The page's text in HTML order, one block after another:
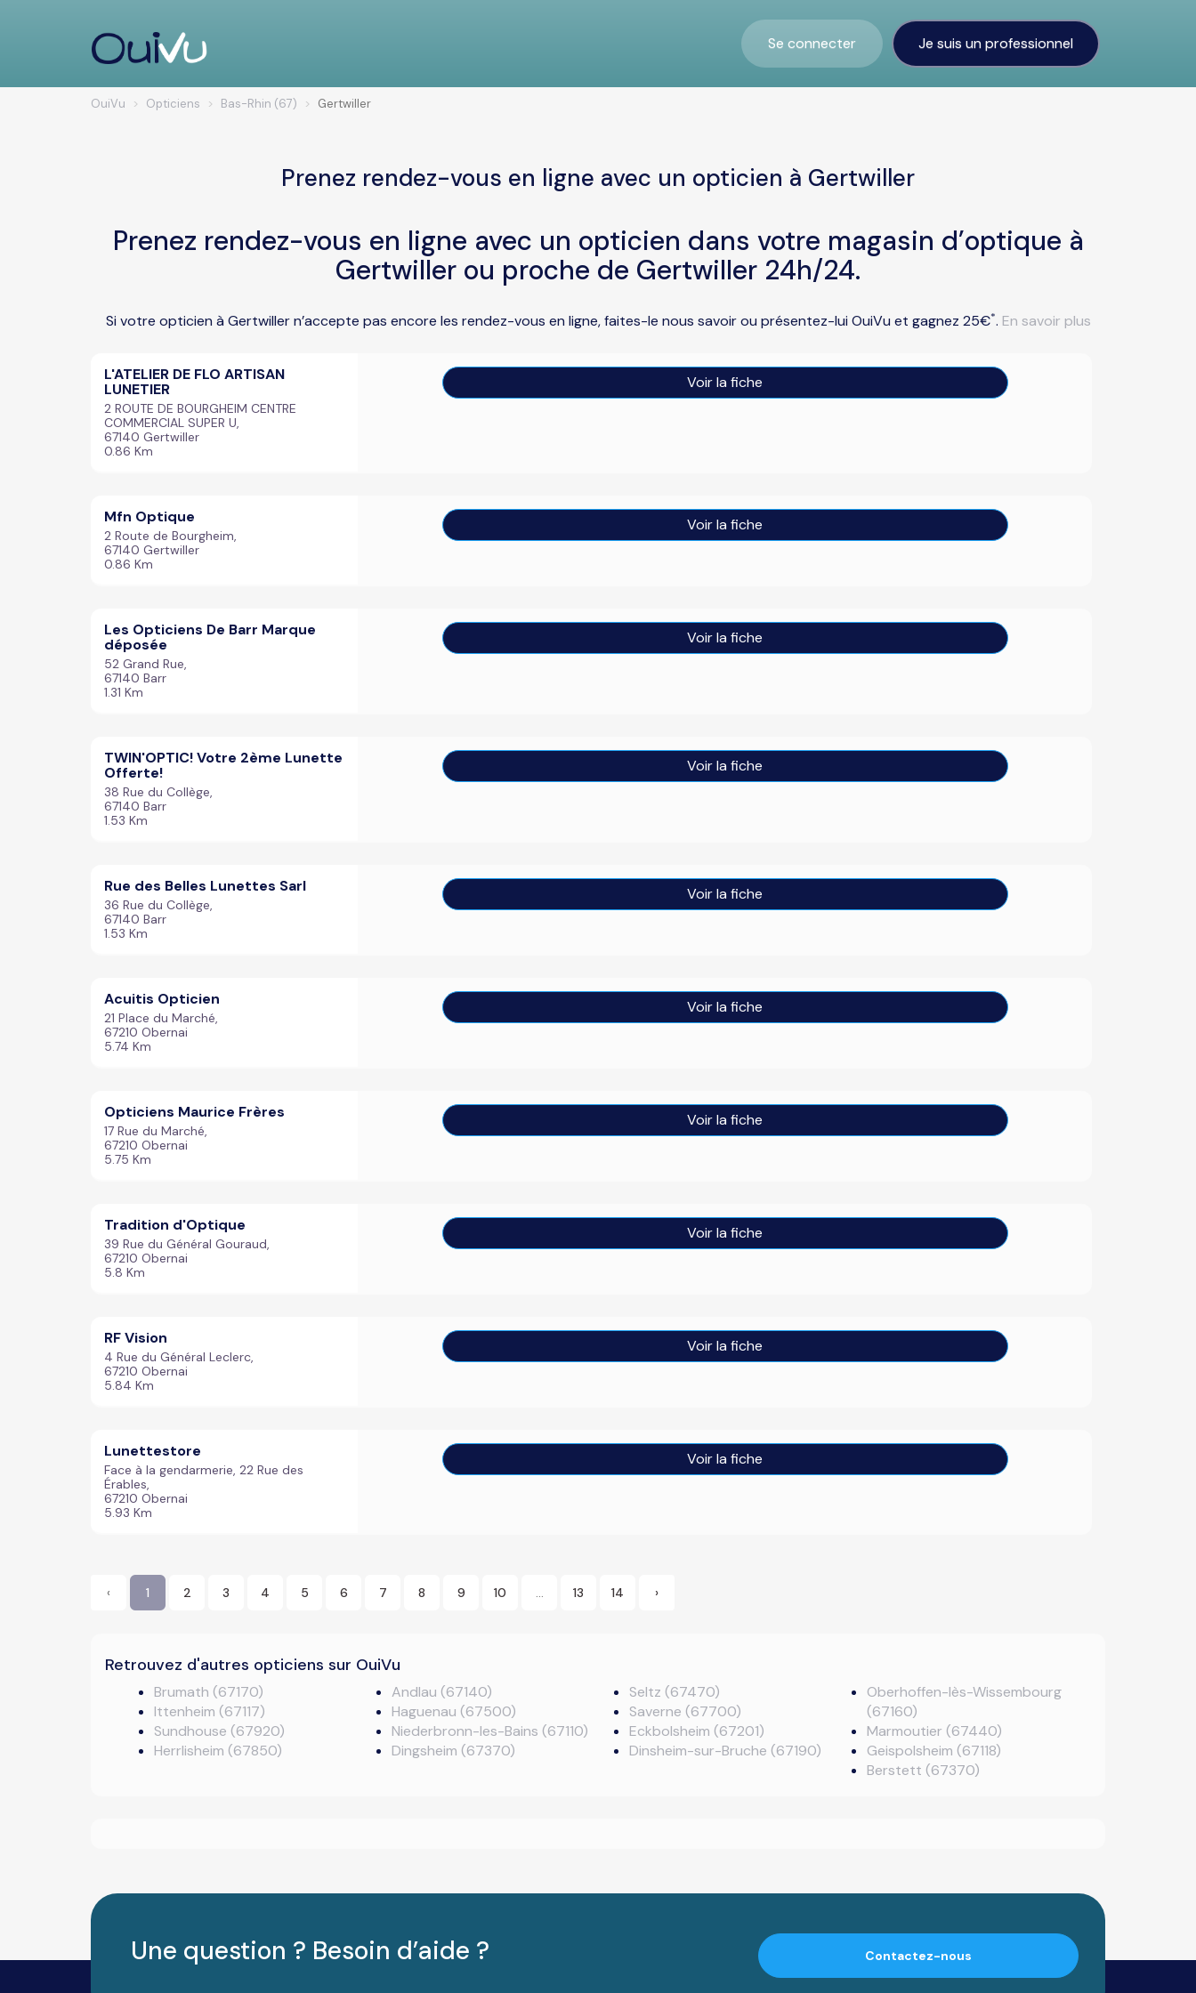
Se connecter Je suis un professionnel
OuiVu Opticiens Bas-Rhin (67) Gertwiller
Prenez rendez-vous en ligne avec un opticien à Gertwiller
Prenez rendez-vous en ligne avec un opticien dans votre magasin d’optique à
Gertwiller ou proche de Gertwiller 24h/24.
Si votre opticien à Gertwiller n’accepte pas encore les rendez-vous en ligne, faites-le nous savoir ou présentez-lui OuiVu et gagnez 25€*. En savoir plus
L'ATELIER DE FLO ARTISAN
LUNETIER
2 ROUTE DE BOURGHEIM CENTRE
COMMERCIAL SUPER U,
67140 Gertwiller
0.86 Km
Voir la fiche
Mfn Optique
2 Route de Bourgheim,
67140 Gertwiller
0.86 Km
Voir la fiche
Les Opticiens De Barr Marque
déposée
52 Grand Rue,
67140 Barr
1.31 Km
Voir la fiche
TWIN'OPTIC! Votre 2ème Lunette
Offerte!
38 Rue du Collège,
67140 Barr
1.53 Km
Voir la fiche
Rue des Belles Lunettes Sarl
36 Rue du Collège,
67140 Barr
1.53 Km
Voir la fiche
Acuitis Opticien
21 Place du Marché,
67210 Obernai
5.74 Km
Voir la fiche
Opticiens Maurice Frères
17 Rue du Marché,
67210 Obernai
5.75 Km
Voir la fiche
Tradition d'Optique
39 Rue du Général Gouraud,
67210 Obernai
5.8 Km
Voir la fiche
RF Vision
4 Rue du Général Leclerc,
67210 Obernai
5.84 Km
Voir la fiche
Lunettestore
Face à la gendarmerie, 22 Rue des
Érables,
67210 Obernai
5.93 Km
Voir la fiche
‹ 1 2 3 4 5 6 7 8 9 10 ... 13 14 ›
Retrouvez d'autres opticiens sur OuiVu
Brumath (67170)
Ittenheim (67117)
Sundhouse (67920)
Herrlisheim (67850)
Andlau (67140)
Haguenau (67500)
Niederbronn-les-Bains (67110)
Dingsheim (67370)
Seltz (67470)
Saverne (67700)
Eckbolsheim (67201)
Dinsheim-sur-Bruche (67190)
Oberhoffen-lès-Wissembourg
(67160)
Marmoutier (67440)
Geispolsheim (67118)
Berstett (67370)
Une question ? Besoin d’aide ? Contactez-nous